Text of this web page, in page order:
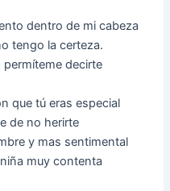
dentro de mi cabeza
tengo la certeza.
decirte
que tú eras especial
de no herirte
y mas sentimental
muy contenta